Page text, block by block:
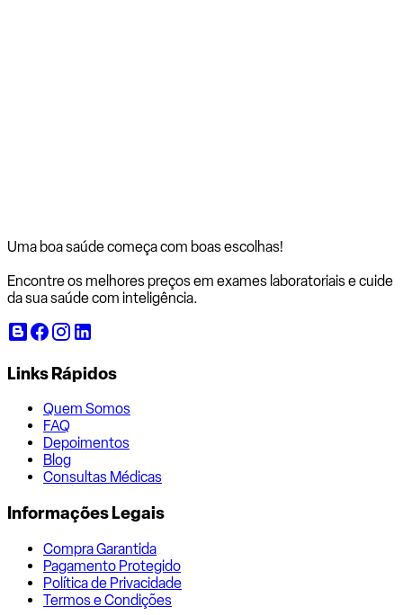
Uma boa saúde começa com boas escolhas!
Encontre os melhores preços em exames laboratoriais e cuide
da sua saúde com inteligência.
Links Rápidos
Quem Somos
FAQ
Depoimentos
Blog
Consultas Médicas
Informações Legais
Compra Garantida
Pagamento Protegido
Política de Privacidade
Termos e Condições